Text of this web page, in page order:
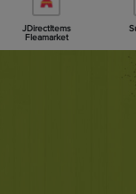
JDirectItems
Fleamarket